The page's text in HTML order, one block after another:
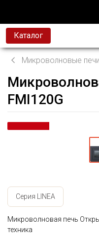
Каталог
Микроволновые печи
FMI120G
Серия LINEA
Микроволновая печь
техника